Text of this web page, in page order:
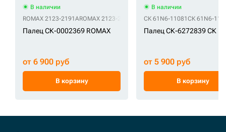
В наличии
ROMAX 2123-2191AROMAX 2123-2191B
Палец СК-0002369 ROMAX
от 6 900 руб
В корзину
В наличии
СК 61N6-11081 СК 61N6-
Палец СК-6272839 СК
от 5 900 руб
В корзину